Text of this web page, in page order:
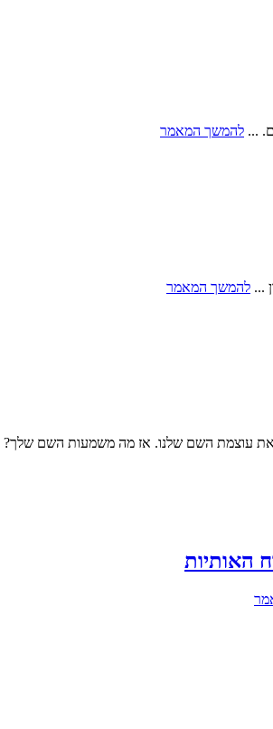
... להמשך המאמר
... להמשך המאמר
את עוצמת השם שלנו. אז מה משמעות השם שלך?
האותיות